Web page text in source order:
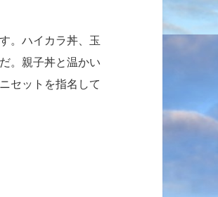
。ハイカラ丼、玉
。親子丼と温かい
セットを指名して